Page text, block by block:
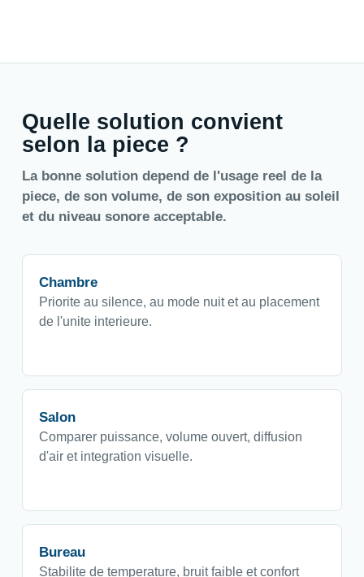
Quelle solution convient
selon la piece ?
La bonne solution depend de l'usage reel de la
piece, de son volume, de son exposition au soleil
et du niveau sonore acceptable.
Chambre
Priorite au silence, au mode nuit et au placement
de l'unite interieure.
Salon
Comparer puissance, volume ouvert, diffusion
d'air et integration visuelle.
Bureau
Stabilite de temperature, bruit faible et confort